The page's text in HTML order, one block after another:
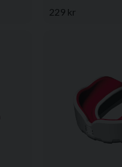
229 kr